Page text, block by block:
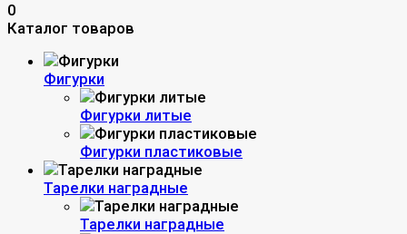
0
Каталог товаров
Фигурки
Фигурки литые
Фигурки пластиковые
Тарелки наградные
Тарелки наградные